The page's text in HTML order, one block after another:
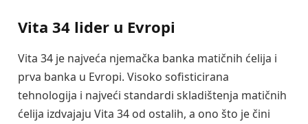
Vita 34 lider u Evropi
Vita 34 je najveća njemačka banka matičnih ćelija i
prva banka u Evropi. Visoko sofisticirana
tehnologija i najveći standardi skladištenja matičnih
ćelija izdvajaju Vita 34 od ostalih, a ono što je čini